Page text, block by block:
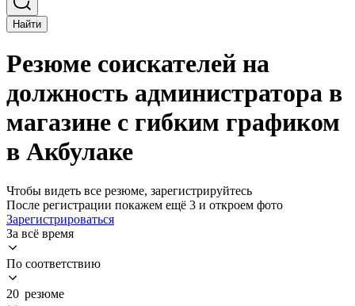
Найти
Резюме соискателей на
должность администратора в
магазине с гибким графиком
в Акбулаке
Чтобы видеть все резюме, зарегистрируйтесь
После регистрации покажем ещё 3 и откроем фото
Зарегистрироваться
За всё время
По соответствию
20 резюме